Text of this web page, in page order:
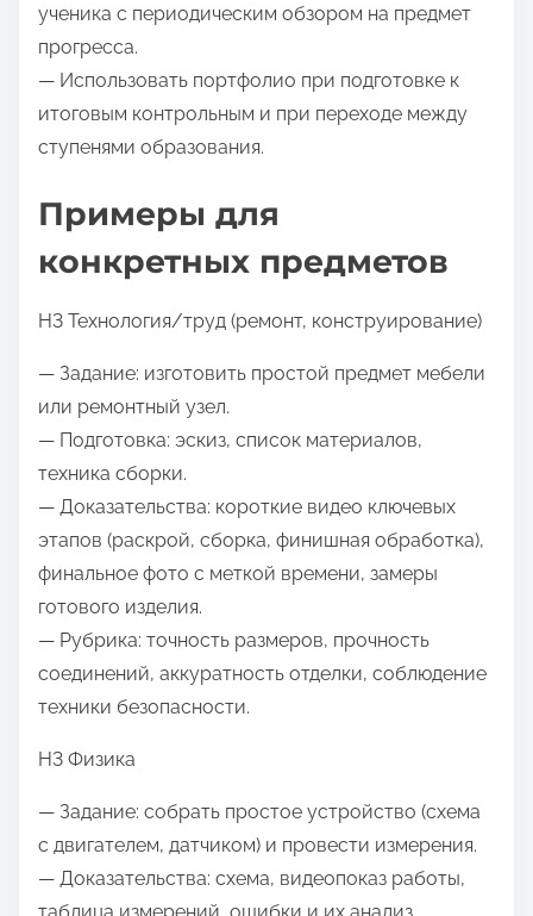
ученика с периодическим обзором на предмет
прогресса.
— Использовать портфолио при подготовке к
итоговым контрольным и при переходе между
ступенями образования.
Примеры для
конкретных предметов
H3 Технология/труд (ремонт, конструирование)
— Задание: изготовить простой предмет мебели
или ремонтный узел.
— Подготовка: эскиз, список материалов,
техника сборки.
— Доказательства: короткие видео ключевых
этапов (раскрой, сборка, финишная обработка),
финальное фото с меткой времени, замеры
готового изделия.
— Рубрика: точность размеров, прочность
соединений, аккуратность отделки, соблюдение
техники безопасности.
H3 Физика
— Задание: собрать простое устройство (схема
с двигателем, датчиком) и провести измерения.
— Доказательства: схема, видеопоказ работы,